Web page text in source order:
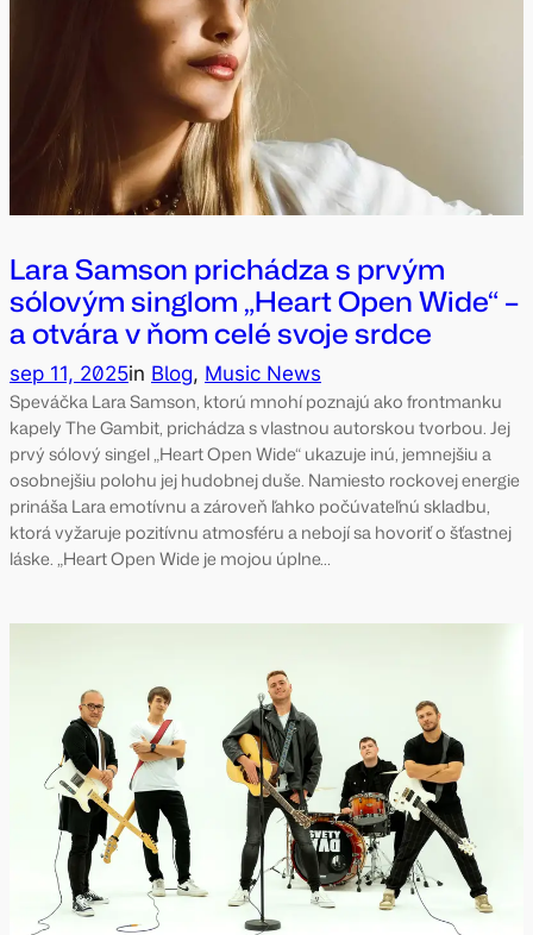
Lara Samson prichádza s prvým
sólovým singlom „Heart Open Wide“ –
a otvára v ňom celé svoje srdce
sep 11, 2025in Blog, Music News
Speváčka Lara Samson, ktorú mnohí poznajú ako frontmanku
kapely The Gambit, prichádza s vlastnou autorskou tvorbou. Jej
prvý sólový singel „Heart Open Wide“ ukazuje inú, jemnejšiu a
osobnejšiu polohu jej hudobnej duše. Namiesto rockovej energie
prináša Lara emotívnu a zároveň ľahko počúvateľnú skladbu,
ktorá vyžaruje pozitívnu atmosféru a nebojí sa hovoriť o šťastnej
láske. „Heart Open Wide je mojou úplne…